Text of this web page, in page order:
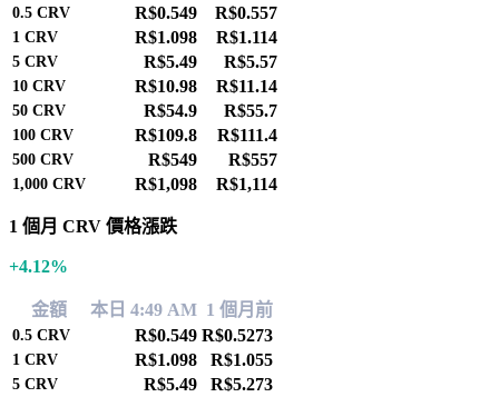
0.5 CRV R$0.549 R$0.557
1 CRV R$1.098 R$1.114
5 CRV R$5.49 R$5.57
10 CRV R$10.98 R$11.14
50 CRV R$54.9 R$55.7
100 CRV R$109.8 R$111.4
500 CRV R$549 R$557
1,000 CRV R$1,098 R$1,114
1 個月 CRV 價格漲跌
+4.12%
金額 本日 4:49 AM 1 個月前
0.5 CRV R$0.549 R$0.5273
1 CRV R$1.098 R$1.055
5 CRV R$5.49 R$5.273